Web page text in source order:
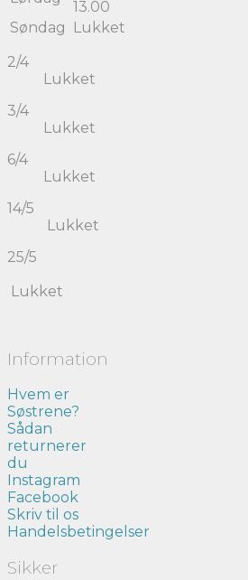
13.00
Søndag
Lukket
2/4
Lukket
3/4
Lukket
6/4
Lukket
14/5
Lukket
25/5
Lukket
Information
Hvem er
Søstrene?
Sådan
returnerer
du
Instagram
Facebook
Skriv til os
Handelsbetingelser
Sikker